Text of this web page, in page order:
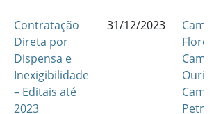
Contratação
Direta por
Dispensa e
Inexigibilidade
– Editais até
2023
31/12/2023